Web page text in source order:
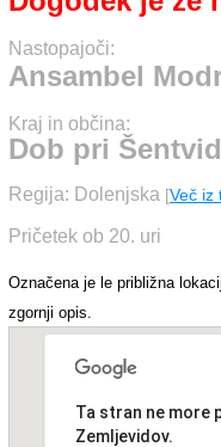
Nastopajoči:
Ansambel
Kraj in občina:
Dob pri
Regija: Dolenjska [Več iz
Pričetek ob 20. uri
Označena je le približna
zgornji opis.
Ta stran ne more
Zemljevidov.